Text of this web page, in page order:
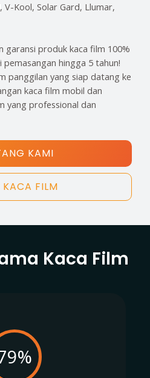
Kool, Solar Gard, Llumar,
garansi produk kaca film 100%
pemasangan hingga 5 tahun!
panggilan yang siap datang ke
kaca film mobil dan
yang professional dan
KAMI
KACA FILM
Kaca Film